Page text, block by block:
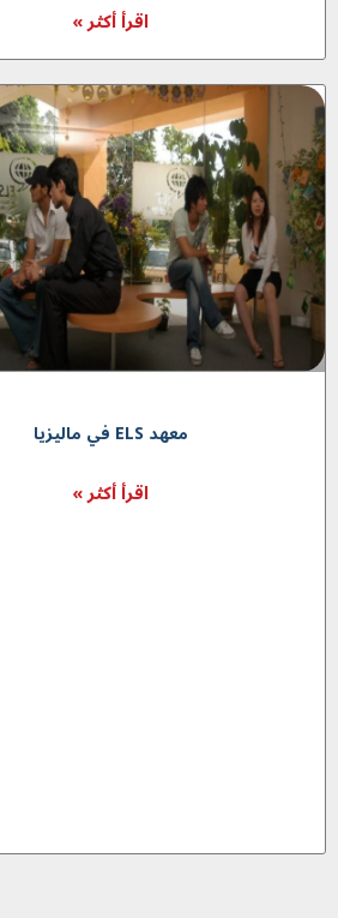
اقرأ أكثر »
معهد ELS في ماليزيا
اقرأ أكثر »